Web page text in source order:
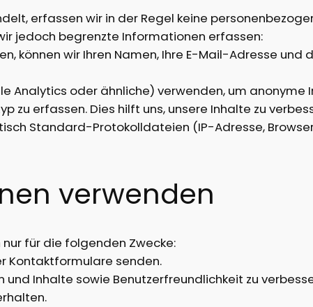
erfassen wir in der Regel keine
jedoch begrenzte Informationen erfassen:
können wir Ihren Namen, Ihre E-Mail-Adresse
Analytics oder ähnliche) verwenden, um
zu erfassen. Dies hilft uns, unsere Inhalte zu
Standard-Protokolldateien (IP-Adresse,
verwenden
für die folgenden Zwecke:
Kontaktformulare senden.
und Inhalte sowie Benutzerfreundlichkeit zu